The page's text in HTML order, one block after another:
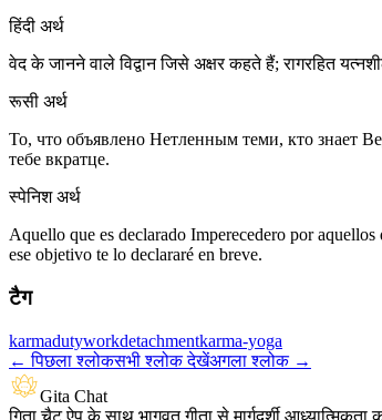
हिंदी अर्थ
वेद के जानने वाले विद्वान जिसे अक्षर कहते हैं; रागरहित
रूसी अर्थ
То, что объявлено Нетленным теми, кто знает
тебе вкратце.
स्पेनिश अर्थ
Aquello que es declarado Imperecedero por
ese objetivo te lo declararé en breve.
टैग
karmadutyworkdetachmentkarma-yoga
←पिछला श्लोकसभी श्लोक देखेंअगला श्लोक→
Gita Chat
गिता चैट ऐप के साथ भागवत गीता से मार्गदर्शी